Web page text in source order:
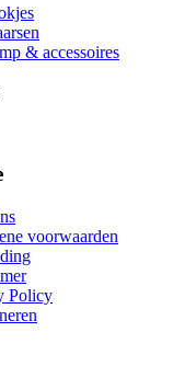
& accessoires
voorwaarden
Policy